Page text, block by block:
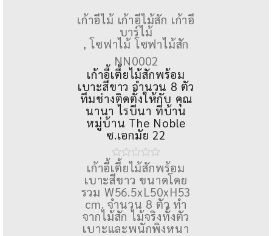
เก้าอี้ไม้ เก้าอี้ไม้สัก เก้าอี้
บาร์ไม้
,โซฟาไม้ โซฟาไม้สัก
NN0002
เก้าอี้เตี้ยไม้สักพร้อม
เบาะสีขาว จำนวน 8 ตัว
ทีมช่างติดตั้งให้กับ คุณ
นานา ไรบีนา ที่บ้าน
หมู่บ้าน The Noble
ซ.เอกมัย 22
เก้าอี้เตี้ยไม้สักพร้อม
เบาะสีขาว ขนาดโดย
รวม W56.5xL50xH53